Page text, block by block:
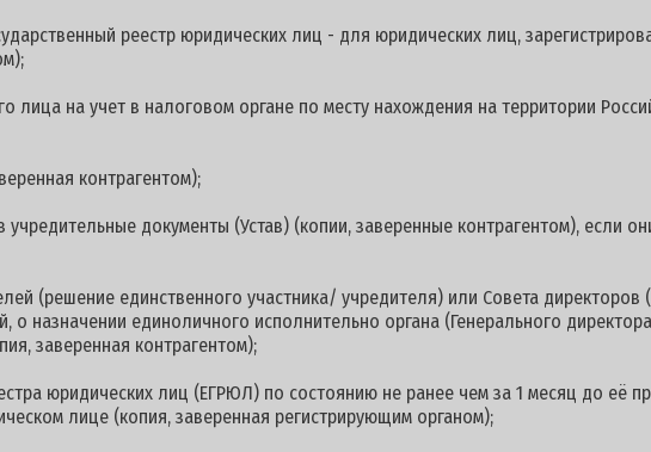
реестр юридических лиц - для юридических лиц,
лица на учет в налоговом органе по месту нахождения на территории
контрагентом);
документы (Устав) (копии, заверенные контрагентом), если
(решение единственного участника/ учредителя) или Совета
о назначении единоличного исполнительно органа (Генерального
заверенная контрагентом);
юридических лиц (ЕГРЮЛ) по состоянию не ранее чем за 1 месяц до её
лице (копия, заверенная регистрирующим органом);